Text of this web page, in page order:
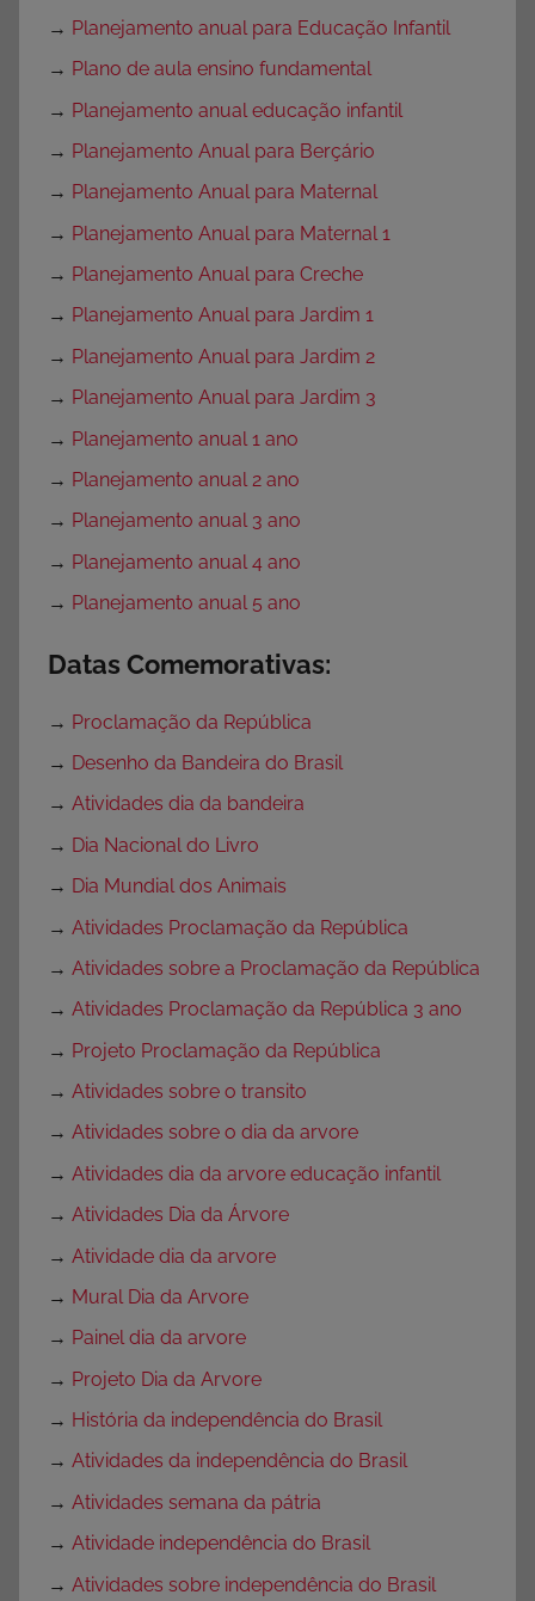
→ Planejamento anual para Educação Infantil
→ Plano de aula ensino fundamental
→ Planejamento anual educação infantil
→ Planejamento Anual para Berçário
→ Planejamento Anual para Maternal
→ Planejamento Anual para Maternal 1
→ Planejamento Anual para Creche
→ Planejamento Anual para Jardim 1
→ Planejamento Anual para Jardim 2
→ Planejamento Anual para Jardim 3
→ Planejamento anual 1 ano
→ Planejamento anual 2 ano
→ Planejamento anual 3 ano
→ Planejamento anual 4 ano
→ Planejamento anual 5 ano
Datas Comemorativas:
→ Proclamação da República
→ Desenho da Bandeira do Brasil
→ Atividades dia da bandeira
→ Dia Nacional do Livro
→ Dia Mundial dos Animais
→ Atividades Proclamação da República
→ Atividades sobre a Proclamação da República
→ Atividades Proclamação da República 3 ano
→ Projeto Proclamação da República
→ Atividades sobre o transito
→ Atividades sobre o dia da arvore
→ Atividades dia da arvore educação infantil
→ Atividades Dia da Árvore
→ Atividade dia da arvore
→ Mural Dia da Arvore
→ Painel dia da arvore
→ Projeto Dia da Arvore
→ História da independência do Brasil
→ Atividades da independência do Brasil
→ Atividades semana da pátria
→ Atividade independência do Brasil
→ Atividades sobre independência do Brasil